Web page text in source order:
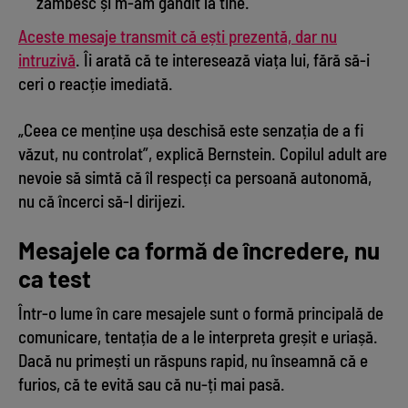
Aceste mesaje transmit că ești prezentă, dar nu
intruzivă. Îi arată că te interesează viața lui, fără să-i
ceri o reacție imediată.
„Ceea ce menține ușa deschisă este senzația de a fi
văzut, nu controlat”, explică Bernstein. Copilul adult are
nevoie să simtă că îl respecți ca persoană autonomă,
nu că încerci să-l dirijezi.
Mesajele ca formă de încredere, nu
ca test
Într-o lume în care mesajele sunt o formă principală de
comunicare, tentația de a le interpreta greșit e uriașă.
Dacă nu primești un răspuns rapid, nu înseamnă că e
furios, că te evită sau că nu-ți mai pasă.